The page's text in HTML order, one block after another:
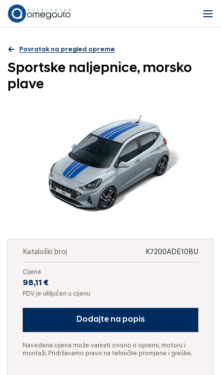
Povratak na pregled opreme
Sportske naljepnice, morsko
plave
Kataloški broj K7200ADE10BU
Cijena
98,11 €
PDV je uključen u cijenu
Dodajte na popis
Navedena cijena može varirati ovisno o opremi, motoru i
montaži. Pridržavamo pravo na tehničke promjene i greške.